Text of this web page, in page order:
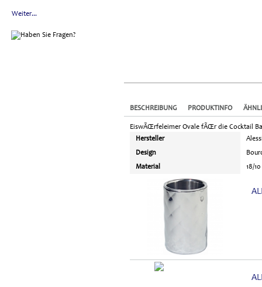
Weiter...
BESCHREIBUNG PRODUKTINFO
EiswÃŒrfeleimer Ovale fÃŒr die Cocktail
Hersteller
Design
Material
18/